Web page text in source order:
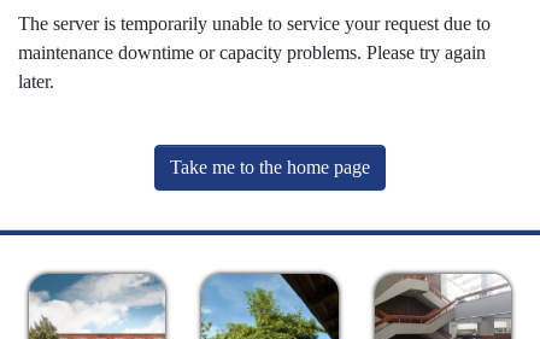
The server is temporarily unable to service your request due to
maintenance downtime or capacity problems. Please try again
later.
Take me to the home page